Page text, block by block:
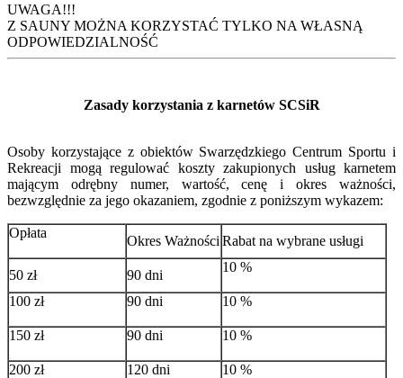
UWAGA!!!
Z SAUNY MOŻNA KORZYSTAĆ TYLKO NA WŁASNĄ
ODPOWIEDZIALNOŚĆ
Zasady korzystania z karnetów SCSiR
Osoby korzystające z obiektów Swarzędzkiego Centrum Sportu i
Rekreacji mogą regulować koszty zakupionych usług karnetem
mającym odrębny numer, wartość, cenę i okres ważności,
bezwzględnie za jego okazaniem, zgodnie z poniższym wykazem:
Opłata
Okres Ważności Rabat na wybrane usługi
50 zł 90 dni
10 %
100 zł 90 dni 10 %
150 zł 90 dni 10 %
200 zł 120 dni 10 %